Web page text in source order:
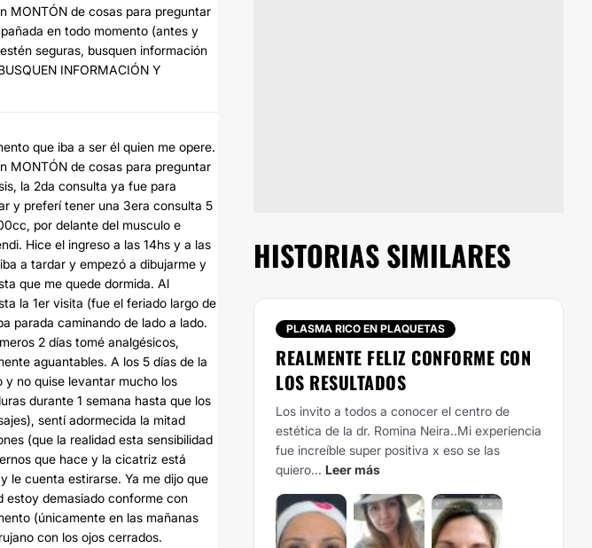
MONTÓN de cosas para preguntar
en todo momento (antes y
seguras, busquen información
INFORMACIÓN Y
que iba a ser él quien me opere.
MONTÓN de cosas para preguntar
la 2da consulta ya fue para
y preferí tener una 3era consulta 5
por delante del musculo e
Hice el ingreso a las 14hs y a las
a tardar y empezó a dibujarme y
que me quede dormida. Al
la 1er visita (fue el feriado largo de
parada caminando de lado a lado.
2 días tomé analgésicos,
aguantables. A los 5 días de la
no quise levantar mucho los
durante 1 semana hasta que los
sentí adormecida la mitad
(que la realidad esta sensibilidad
que hace y la cicatriz está
le cuenta estirarse. Ya me dijo que
estoy demasiado conforme con
(únicamente en las mañanas
con los ojos cerrados.
HISTORIAS SIMILARES
PLASMA RICO EN PLAQUETAS
REALMENTE FELIZ CONFORME CON
LOS RESULTADOS
Los invito a todos a conocer el centro de
estética de la dr. Romina Neira..Mi experiencia
fue increíble super positiva x eso se las
quiero... Leer más